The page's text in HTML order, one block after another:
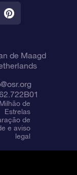
de Maagd
de
Estrelas
de
e aviso
legal